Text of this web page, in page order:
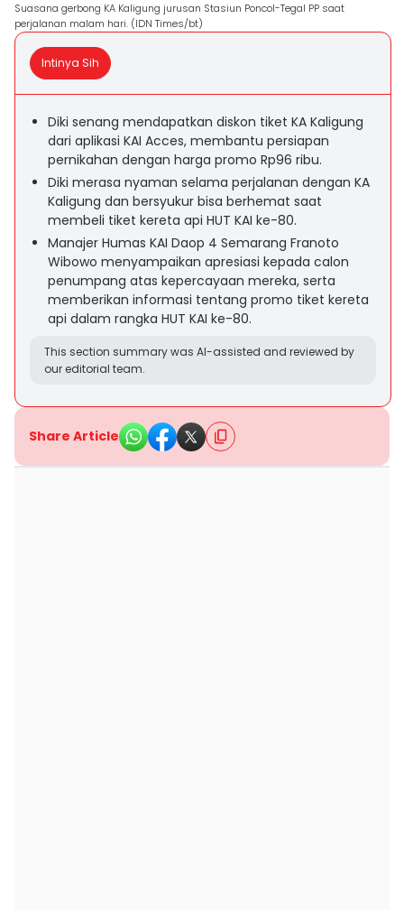
Suasana gerbong KA Kaligung jurusan Stasiun Poncol-Tegal PP saat
perjalanan malam hari. (IDN Times/bt)
Intinya Sih
Diki senang mendapatkan diskon tiket KA Kaligung
dari aplikasi KAI Acces, membantu persiapan
pernikahan dengan harga promo Rp96 ribu.
Diki merasa nyaman selama perjalanan dengan KA
Kaligung dan bersyukur bisa berhemat saat
membeli tiket kereta api HUT KAI ke-80.
Manajer Humas KAI Daop 4 Semarang Franoto
Wibowo menyampaikan apresiasi kepada calon
penumpang atas kepercayaan mereka, serta
memberikan informasi tentang promo tiket kereta
api dalam rangka HUT KAI ke-80.
This section summary was AI-assisted and reviewed by
our editorial team.
Share Article